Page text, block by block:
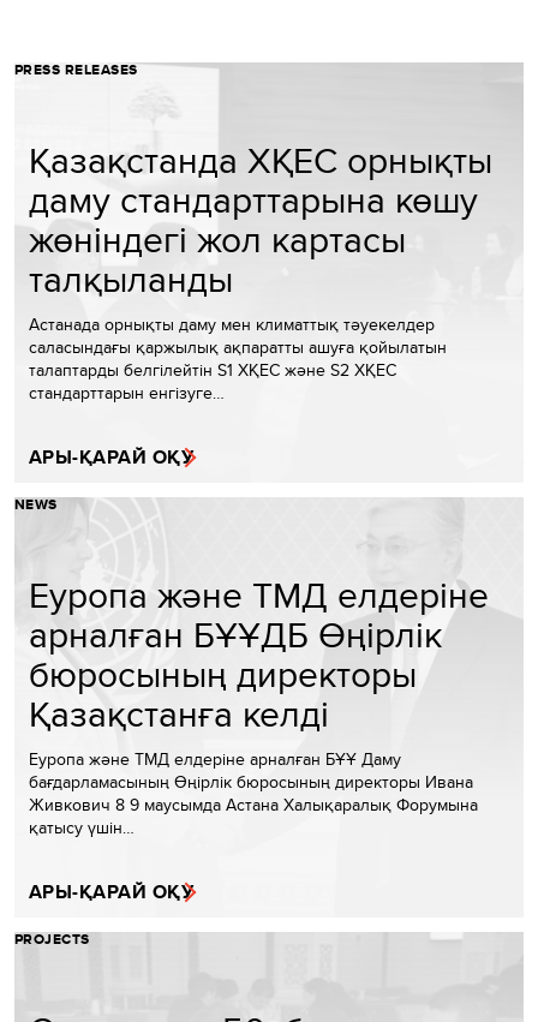
PRESS RELEASES
Қазақстанда ХҚЕС орнықты
даму стандарттарына көшу
жөніндегі жол картасы
талқыланды
Астанада орнықты даму мен климаттық тәуекелдер
саласындағы қаржылық ақпаратты ашуға қойылатын
талаптарды белгілейтін S1 ХҚЕС және S2 ХҚЕС
стандарттарын енгізуге…
АРЫ-ҚАРАЙ ОҚУ
NEWS
Еуропа және ТМД елдеріне
арналған БҰҰДБ Өңірлік
бюросының директоры
Қазақстанға келді
Еуропа және ТМД елдеріне арналған БҰҰ Даму
бағдарламасының Өңірлік бюросының директоры Ивана
Живкович 8 9 маусымда Астана Халықаралық Форумына
қатысу үшін…
АРЫ-ҚАРАЙ ОҚУ
PROJECTS